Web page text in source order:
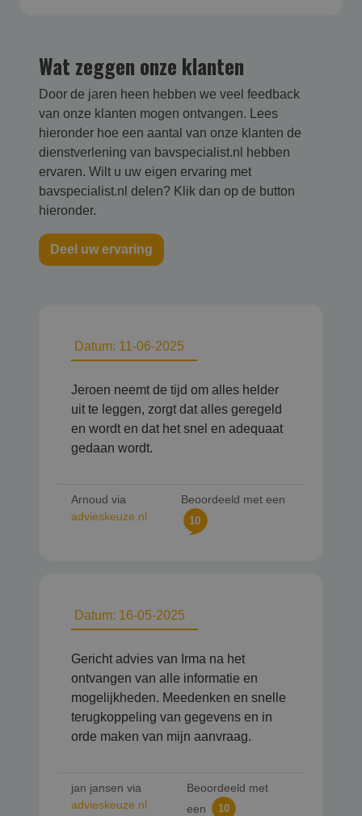
Wat zeggen onze klanten
Door de jaren heen hebben we veel feedback
van onze klanten mogen ontvangen. Lees
hieronder hoe een aantal van onze klanten de
dienstverlening van bavspecialist.nl hebben
ervaren. Wilt u uw eigen ervaring met
bavspecialist.nl delen? Klik dan op de button
hieronder.
Deel uw ervaring
Datum: 11-06-2025
Jeroen neemt de tijd om alles helder
uit te leggen, zorgt dat alles geregeld
en wordt en dat het snel en adequaat
gedaan wordt.
Arnoud via
advieskeuze.nl
Beoordeeld met een
10
Datum: 16-05-2025
Gericht advies van Irma na het
ontvangen van alle informatie en
mogelijkheden. Meedenken en snelle
terugkoppeling van gegevens en in
orde maken van mijn aanvraag.
jan jansen via
advieskeuze.nl
Beoordeeld met
een
10